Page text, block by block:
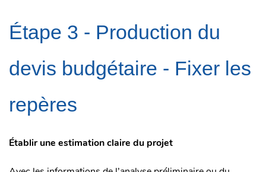
Étape 3 - Production du
devis budgétaire - Fixer les
repères
Établir une estimation claire du projet